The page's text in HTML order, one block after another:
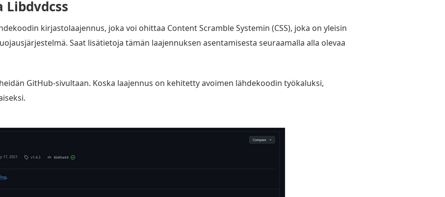
Libdvdcss
kirjastolaajennus, joka voi ohittaa Content Scramble Systemin (CSS), joka on yleisin
Saat lisätietoja tämän laajennuksen asentamisesta seuraamalla alla olevaa
GitHub-sivultaan. Koska laajennus on kehitetty avoimen lähdekoodin työkaluksi,